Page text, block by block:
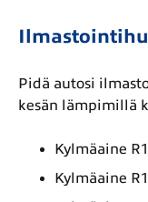
Pidä autosi
kesän lämpimillä
Kylmäaine
Kylmäaine